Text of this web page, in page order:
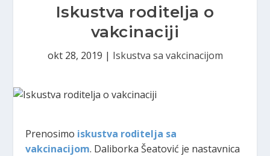
Iskustva roditelja o
vakcinaciji
okt 28, 2019 | Iskustva sa vakcinacijom
Prenosimo iskustva roditelja sa
vakcinacijom. Daliborka Šeatović je nastavnica